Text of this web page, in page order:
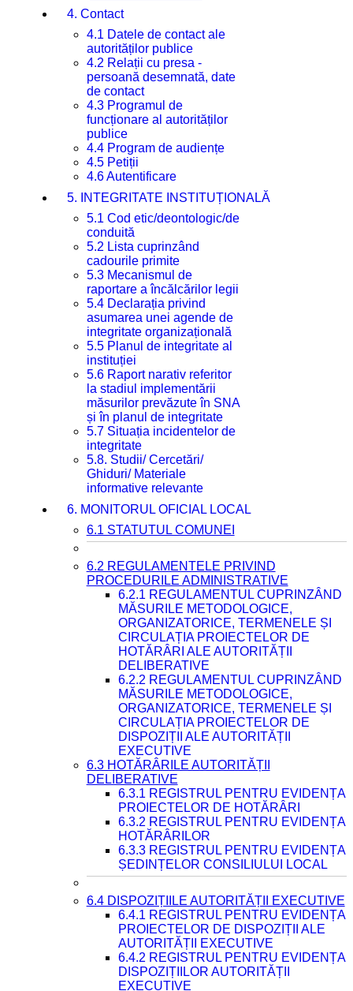
4. Contact
4.1 Datele de contact ale
autorităților publice
4.2 Relații cu presa -
persoană desemnată, date
de contact
4.3 Programul de
funcționare al autorităților
publice
4.4 Program de audiențe
4.5 Petiții
4.6 Autentificare
5. INTEGRITATE INSTITUȚIONALĂ
5.1 Cod etic/deontologic/de
conduită
5.2 Lista cuprinzând
cadourile primite
5.3 Mecanismul de
raportare a încălcărilor legii
5.4 Declarația privind
asumarea unei agende de
integritate organizațională
5.5 Planul de integritate al
instituției
5.6 Raport narativ referitor
la stadiul implementării
măsurilor prevăzute în SNA
și în planul de integritate
5.7 Situația incidentelor de
integritate
5.8. Studii/ Cercetări/
Ghiduri/ Materiale
informative relevante
6. MONITORUL OFICIAL LOCAL
6.1 STATUTUL COMUNEI
6.2 REGULAMENTELE PRIVIND
PROCEDURILE ADMINISTRATIVE
6.2.1 REGULAMENTUL CUPRINZÂND
MĂSURILE METODOLOGICE,
ORGANIZATORICE, TERMENELE ȘI
CIRCULAȚIA PROIECTELOR DE
HOTĂRÂRI ALE AUTORITĂȚII
DELIBERATIVE
6.2.2 REGULAMENTUL CUPRINZÂND
MĂSURILE METODOLOGICE,
ORGANIZATORICE, TERMENELE ȘI
CIRCULAȚIA PROIECTELOR DE
DISPOZIȚII ALE AUTORITĂȚII
EXECUTIVE
6.3 HOTĂRÂRILE AUTORITĂȚII
DELIBERATIVE
6.3.1 REGISTRUL PENTRU EVIDENȚA
PROIECTELOR DE HOTĂRÂRI
6.3.2 REGISTRUL PENTRU EVIDENȚA
HOTĂRÂRILOR
6.3.3 REGISTRUL PENTRU EVIDENȚA
ȘEDINȚELOR CONSILIULUI LOCAL
6.4 DISPOZIȚIILE AUTORITĂȚII EXECUTIVE
6.4.1 REGISTRUL PENTRU EVIDENȚA
PROIECTELOR DE DISPOZIȚII ALE
AUTORITĂȚII EXECUTIVE
6.4.2 REGISTRUL PENTRU EVIDENȚA
DISPOZIȚIILOR AUTORITĂȚII
EXECUTIVE